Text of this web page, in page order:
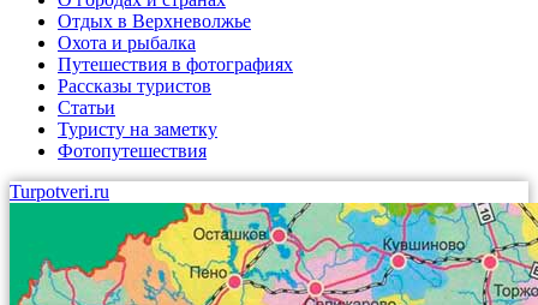
Отдых в Верхневолжье
Охота и рыбалка
Путешествия в фотографиях
Рассказы туристов
Статьи
Туристу на заметку
Фотопутешествия
Turpotveri.ru